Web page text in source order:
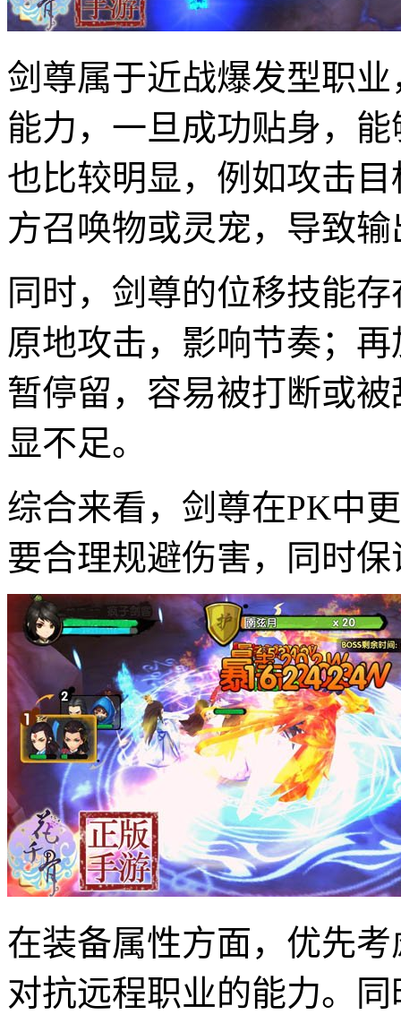
剑尊属于近战爆发型职
能力，一旦成功贴身，
也比较明显，例如攻击
方召唤物或灵宠，导致
同时，剑尊的位移技能
原地攻击，影响节奏；
暂停留，容易被打断或
显不足。
综合来看，剑尊在PK中
要合理规避伤害，同时
在装备属性方面，优先
对抗远程职业的能力。